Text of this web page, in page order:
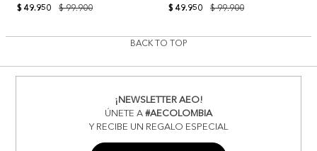
$ 99.900
$ 49.950
$ 99.900
$ 49.950
BACK TO TOP
¡NEWSLETTER AEO!
ÚNETE A#AECOLOMBIA
Y RECIBE UN REGALO ESPECIAL